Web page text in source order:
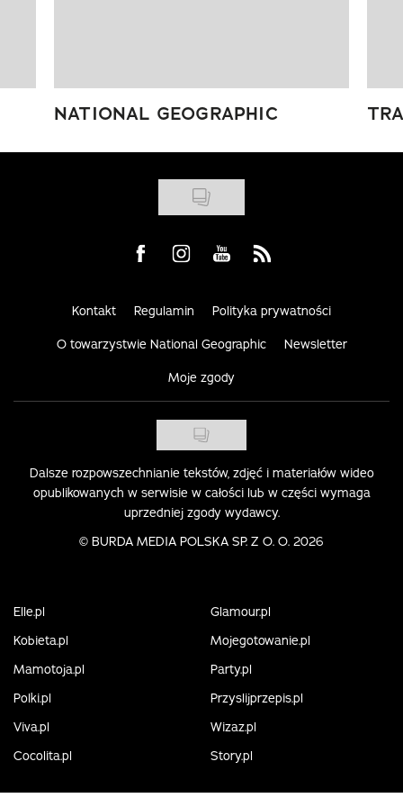
NATIONAL GEOGRAPHIC
Visit us on Facebook
Visit us on Instagram
Visit us on Youtube
Visit us on Rss
Kontakt Regulamin Polityka prywatności
O towarzystwie National Geographic Newsletter
Moje zgody
Dalsze rozpowszechnianie tekstów, zdjęć i materiałów wideo
opublikowanych w serwisie w całości lub w części wymaga
uprzedniej zgody wydawcy.
© BURDA MEDIA POLSKA SP. Z O. O. 2026
Elle.pl
Glamour.pl
Kobieta.pl
Mojegotowanie.pl
Mamotoja.pl
Party.pl
Polki.pl
Przyslijprzepis.pl
Viva.pl
Wizaz.pl
Cocolita.pl
Story.pl